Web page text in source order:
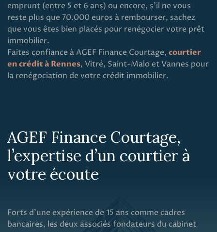
emprunt (entre 5 et 6 ans) ou encore, s’il ne vous
reste plus que 70.000 euros à rembourser, sachez
que vous êtes bien placés pour renégocier votre prêt
immobilier.
Faites confiance à AGEF Finance Courtage, courtier
en crédit à Rennes, Vitré, Saint-Malo et Vannes pour
la renégociation de votre crédit immobilier.
AGEF Finance Courtage,
l’expertise d’un courtier à
votre écoute
Forts d’une expérience de 15 ans comme cadres
bancaires, les deux associés fondateurs du cabinet